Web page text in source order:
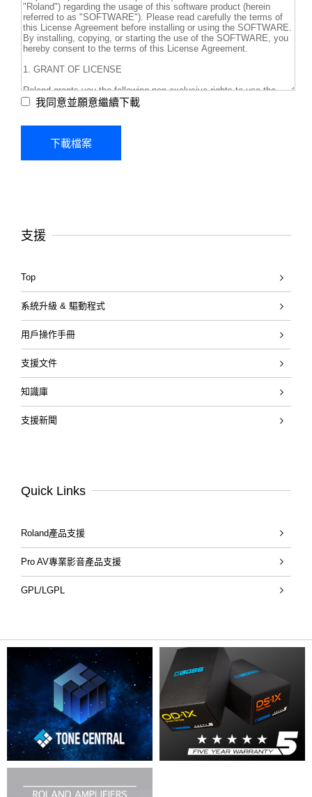
我同意並願意繼續下載
支援
Top
系統升級 & 驅動程式
用戶操作手冊
支援文件
知識庫
支援新聞
Quick Links
Roland產品支援
Pro AV專業影音產品支援
GPL/LGPL